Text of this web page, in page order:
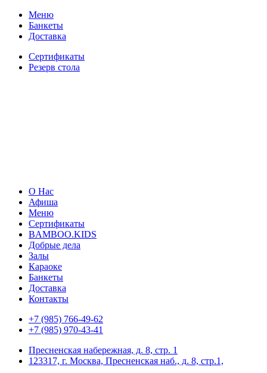
Меню
Банкеты
Доставка
Сертификаты
Резерв стола
О Нас
Афиша
Меню
Сертификаты
BAMBOO.KIDS
Добрые дела
Залы
Караоке
Банкеты
Доставка
Контакты
+7 (985) 766-49-62
+7 (985) 970-43-41
Пресненская набережная, д. 8, стр. 1
123317, г. Москва, Пресненская наб., д. 8, стр.1,